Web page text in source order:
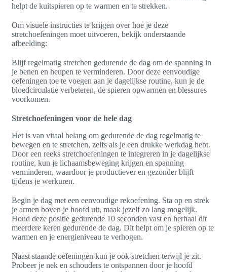
helpt de kuitspieren op te warmen en te strekken.
Om visuele instructies te krijgen over hoe je deze
stretchoefeningen moet uitvoeren, bekijk onderstaande
afbeelding:
Blijf regelmatig stretchen gedurende de dag om de spanning in
je benen en heupen te verminderen. Door deze eenvoudige
oefeningen toe te voegen aan je dagelijkse routine, kun je de
bloedcirculatie verbeteren, de spieren opwarmen en blessures
voorkomen.
Stretchoefeningen voor de hele dag
Het is van vitaal belang om gedurende de dag regelmatig te
bewegen en te stretchen, zelfs als je een drukke werkdag hebt.
Door een reeks stretchoefeningen te integreren in je dagelijkse
routine, kun je lichaamsbeweging krijgen en spanning
verminderen, waardoor je productiever en gezonder blijft
tijdens je werkuren.
Begin je dag met een eenvoudige rekoefening. Sta op en strek
je armen boven je hoofd uit, maak jezelf zo lang mogelijk.
Houd deze positie gedurende 10 seconden vast en herhaal dit
meerdere keren gedurende de dag. Dit helpt om je spieren op te
warmen en je energieniveau te verhogen.
Naast staande oefeningen kun je ook stretchen terwijl je zit.
Probeer je nek en schouders te ontspannen door je hoofd